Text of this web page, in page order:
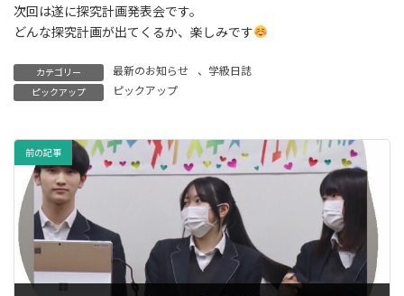
次回は遂に探究計画発表会です。
どんな探究計画が出てくるか、楽しみです
カテゴリー 最新のお知らせ 、 学級日誌
ピックアップ ピックアップ
前の記事